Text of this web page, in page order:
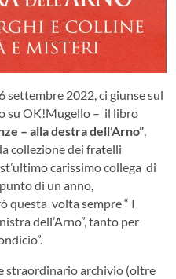
settembre 2022, ci giunse sul
su OK!Mugello – il libro
– alla destra dell’Arno”,
collezione dei fratelli
carissimo collega di
di un anno,
questa volta sempre “ I
dell’Arno”, tanto per
straordinario archivio (oltre